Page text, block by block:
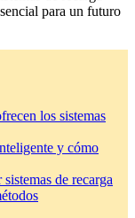
para un futuro
los sistemas
y cómo
de recarga